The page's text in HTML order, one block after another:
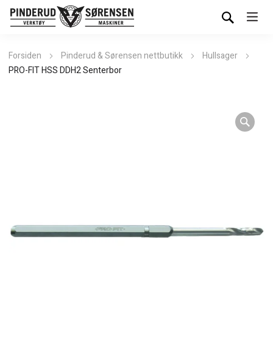
Forsiden Pinderud & Sørensen nettbutikk
Hullsager
PRO-FIT HSS DDH2 Senterbor